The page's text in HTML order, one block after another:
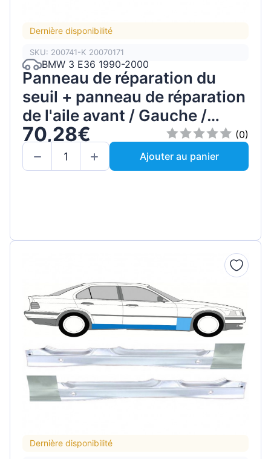
Dernière disponibilité
SKU: 200741-K 20070171
BMW 3 E36 1990-2000
Panneau de réparation du
seuil + panneau de réparation
de l'aile avant / Gauche /
Ensemble
70,28€
(0)
Ajouter au panier
Dernière disponibilité